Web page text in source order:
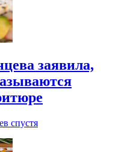
заявила,
спустя